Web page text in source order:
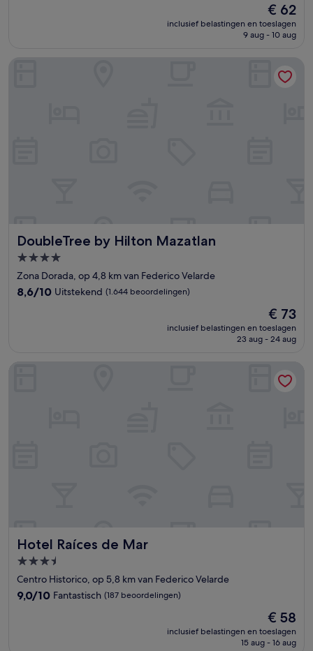
De
prijs
is
€ 62
inclusief belastingen en toeslagen
9 aug - 10 aug
DoubleTree by Hilton Mazatlan
DoubleTree by Hilton Mazatlan
4.0-
sterrenaccommodatie
Zona Dorada, op 4,8 km van Federico Velarde
8.6
8,6/10 Uitstekend (1.644 beoordelingen)
De
prijs
is
€ 73
inclusief belastingen en toeslagen
23 aug - 24 aug
Hotel Raíces de Mar
Hotel Raíces de Mar
3.5-
sterrenaccommodatie
Centro Historico, op 5,8 km van Federico Velarde
9.0
9,0/10 Fantastisch (187 beoordelingen)
De
prijs
is
€ 58
inclusief belastingen en toeslagen
15 aug - 16 aug
Hotel Raíces de Mar